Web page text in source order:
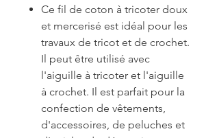
Ce fil de coton à tricoter doux
et mercerisé est idéal pour les
travaux de tricot et de crochet.
Il peut être utilisé avec
l'aiguille à tricoter et l'aiguille
à crochet. Il est parfait pour la
confection de vêtements,
d'accessoires, de peluches et